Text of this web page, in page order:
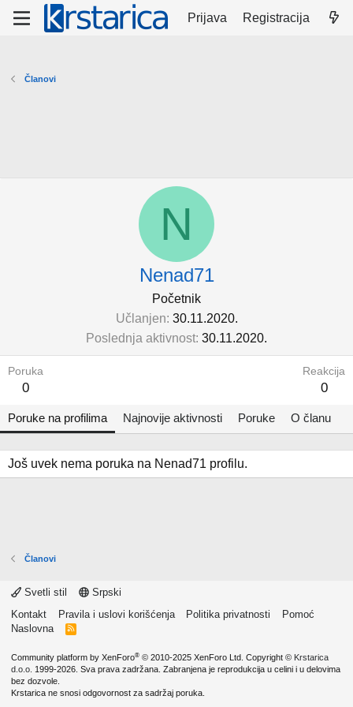
Prijava Registracija
Članovi
N
Nenad71
Početnik
Učlanjen 30.11.2020.
Poslednja aktivnost 30.11.2020.
Poruka
0
Reakcija
0
Poruke na profilima Najnovije aktivnosti Poruke O članu
Još uvek nema poruka na Nenad71 profilu.
Članovi
Svetli stil
Srpski
Kontakt
Pravila i uslovi korišćenja Politika privatnosti
Pomoć
Naslovna
R
Community platform by XenForo® © 2010-2025 XenForo Ltd. Copyright © Krstarica
d.o.o. 1999-2026. Sva prava zadržana. Zabranjena je reprodukcija u celini i u delovima
bez dozvole.
Krstarica ne snosi odgovornost za sadržaj poruka.